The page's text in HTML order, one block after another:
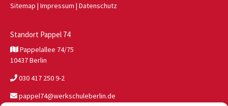
Sitemap | Impressum | Datenschutz
Standort Pappel 74
Pappelallee 74/75
10437 Berlin
030 417 250 9-2
pappel74@werkschuleberlin.de